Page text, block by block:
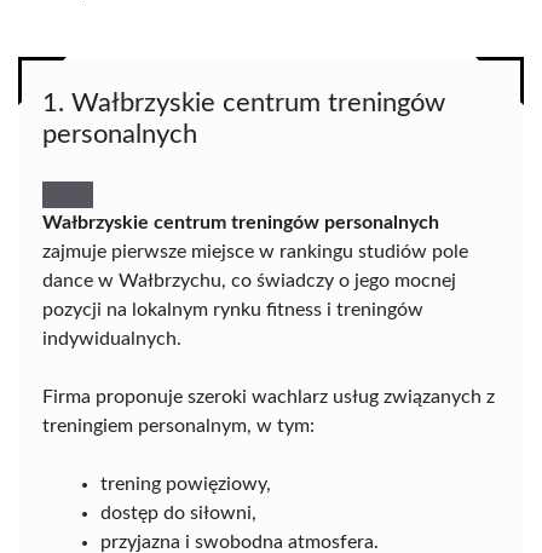
1. Wałbrzyskie centrum treningów
personalnych
Wałbrzyskie centrum treningów personalnych
zajmuje pierwsze miejsce w rankingu studiów pole
dance w Wałbrzychu, co świadczy o jego mocnej
pozycji na lokalnym rynku fitness i treningów
indywidualnych.
Firma proponuje szeroki wachlarz usług związanych z
treningiem personalnym, w tym:
trening powięziowy,
dostęp do siłowni,
przyjazna i swobodna atmosfera.